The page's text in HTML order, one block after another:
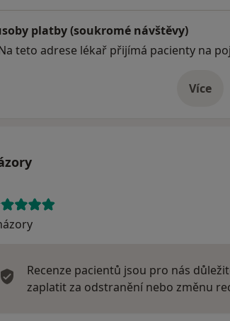
platby (soukromé návštěvy)
teto adrese lékař přijímá pacienty na
Více
o
Recenze pacientů jsou pro nás
zaplatit za odstranění nebo změnu